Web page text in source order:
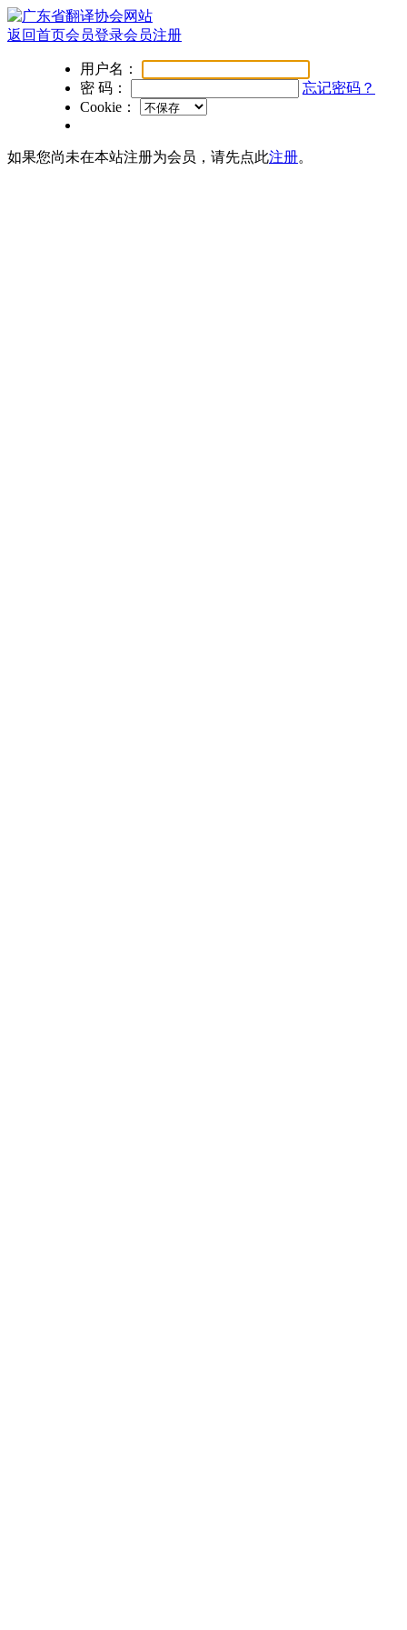
返回首页会员登录会员注册
用户名：
密 码：
忘记密码？
Cookie：
如果您尚未在本站注册为会员，请先点此注册。